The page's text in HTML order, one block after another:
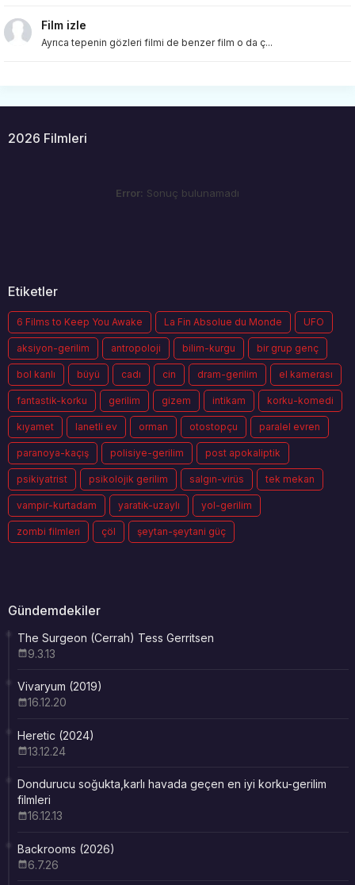
Film izle
Ayrıca tepenin gözleri filmi de benzer film o da ç...
2026 Filmleri
Error: Sonuç bulunamadı
Etiketler
6 Films to Keep You Awake La Fin Absolue du Monde UFO
aksiyon-gerilim antropoloji bilim-kurgu bir grup genç
bol kanlı büyü cadı cin dram-gerilim el kamerası
fantastik-korku gerilim gizem intikam korku-komedi
kıyamet lanetli ev orman otostopçu paralel evren
paranoya-kaçış polisiye-gerilim post apokaliptik
psikiyatrist psikolojik gerilim salgın-virüs tek mekan
vampir-kurtadam yaratık-uzaylı yol-gerilim
zombi filmleri çöl şeytan-şeytani güç
Gündemdekiler
The Surgeon (Cerrah) Tess Gerritsen
9.3.13
Vivaryum (2019)
16.12.20
Heretic (2024)
13.12.24
Dondurucu soğukta,karlı havada geçen en iyi korku-gerilim
filmleri
16.12.13
Backrooms (2026)
6.7.26